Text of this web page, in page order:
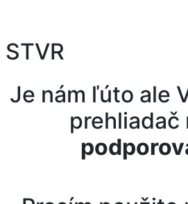
STVR
Je nám ľúto ale
prehliadač